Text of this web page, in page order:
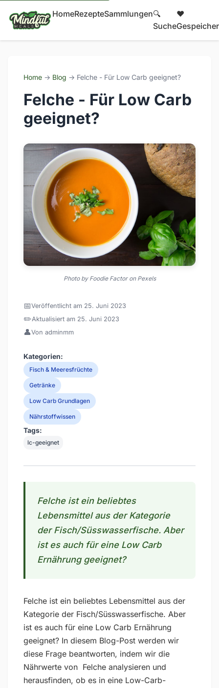
HomeRezepteSammlungen🔍
Suche
❤️
Home → Blog → Felche - Für Low Carb geeignet?
Felche - Für Low Carb
geeignet?
Photo by Foodie Factor on Pexels
📅Veröffentlicht am 25. Juni 2023
✏️Aktualisiert am 25. Juni 2023
👤Von adminmm
Kategorien:
Fisch & Meeresfrüchte
Getränke
Low Carb Grundlagen
Nährstoffwissen
Tags:
lc-geeignet
Felche ist ein beliebtes
Lebensmittel aus der Kategorie
der Fisch/Süsswasserfische. Aber
ist es auch für eine Low Carb
Ernährung geeignet?
Felche ist ein beliebtes Lebensmittel aus der
Kategorie der Fisch/Süsswasserfische. Aber
ist es auch für eine Low Carb Ernährung
geeignet? In diesem Blog-Post werden wir
diese Frage beantworten, indem wir die
Nährwerte von Felche analysieren und
herausfinden, ob es in eine Low-Carb-